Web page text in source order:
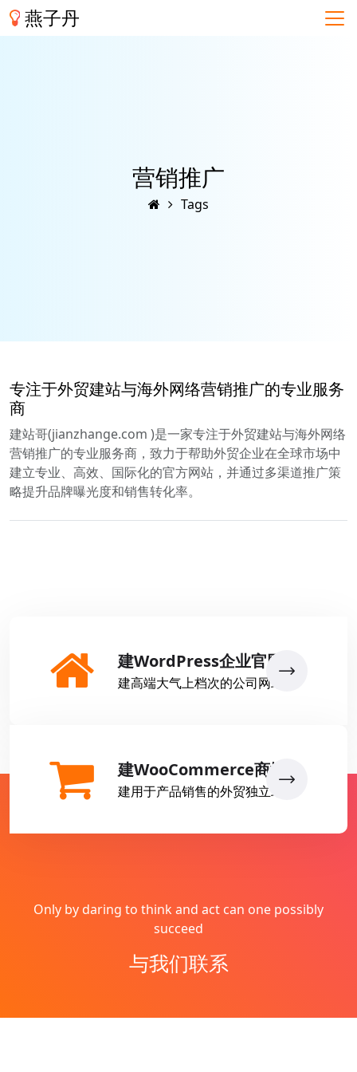
燕子丹
营销推广
Tags
专注于外贸建站与海外网络营销推广的专业服务
商
建站哥(jianzhange.com )是一家专注于外贸建站与海外网络
营销推广的专业服务商，致力于帮助外贸企业在全球市场中
建立专业、高效、国际化的官方网站，并通过多渠道推广策
略提升品牌曝光度和销售转化率。
建WordPress企业官网
建高端大气上档次的公司网站
建WooCommerce商城
建用于产品销售的外贸独立站
Only by daring to think and act can one possibly
succeed
与我们联系